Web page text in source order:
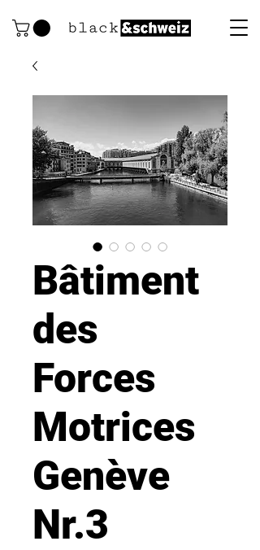
Bâtiment
des
Forces
Motrices
Genève
Nr.3